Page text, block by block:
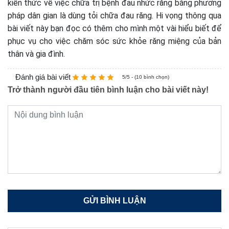
kiến thức về việc chữa trị bệnh đau nhức răng bằng phương
pháp dân gian là dùng tỏi chữa đau răng. Hi vọng thông qua
bài viết này bạn đọc có thêm cho mình một vài hiểu biết để
phục vụ cho việc chăm sóc sức khỏe răng miệng của bản
thân và gia đình.
Đánh giá bài viết 5/5 - (10 bình chọn)
Trở thành người đầu tiên bình luận cho bài viết này!